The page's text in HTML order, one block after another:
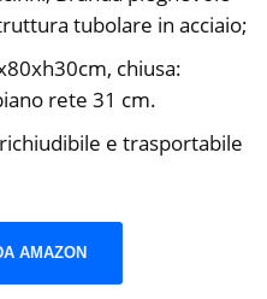
tubolare in acciaio;
chiusa:
rete 31 cm.
e trasportabile
AMAZON